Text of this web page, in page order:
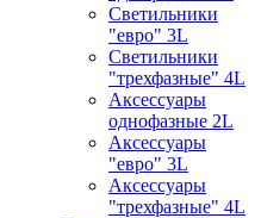
Светильники
"евро" 3L
Светильники
"трехфазные" 4L
Аксессуары
однофазные 2L
Аксессуары
"евро" 3L
Аксессуары
"трехфазные" 4L